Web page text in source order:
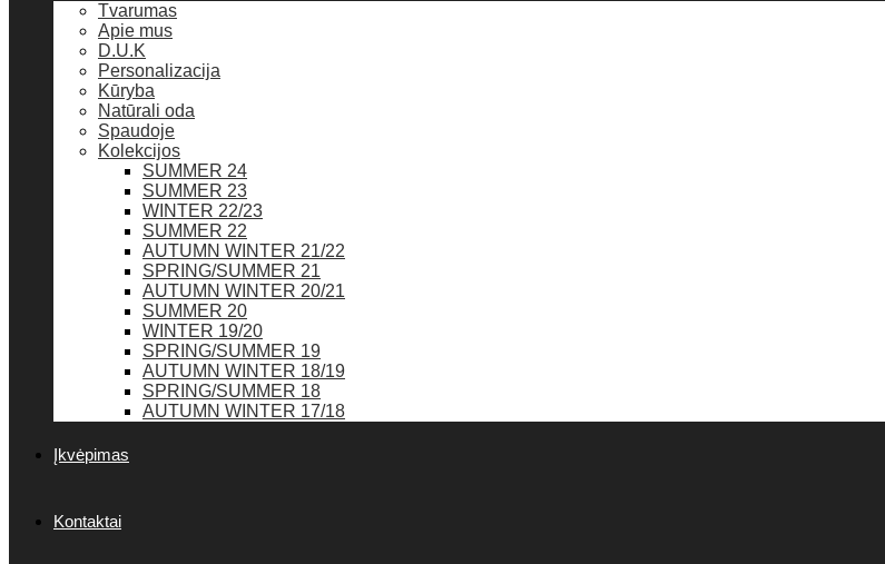
Tvarumas
Apie mus
D.U.K
Personalizacija
Kūryba
Natūrali oda
Spaudoje
Kolekcijos
SUMMER 24
SUMMER 23
WINTER 22/23
SUMMER 22
AUTUMN WINTER 21/22
SPRING/SUMMER 21
AUTUMN WINTER 20/21
SUMMER 20
WINTER 19/20
SPRING/SUMMER 19
AUTUMN WINTER 18/19
SPRING/SUMMER 18
AUTUMN WINTER 17/18
Įkvėpimas
Kontaktai